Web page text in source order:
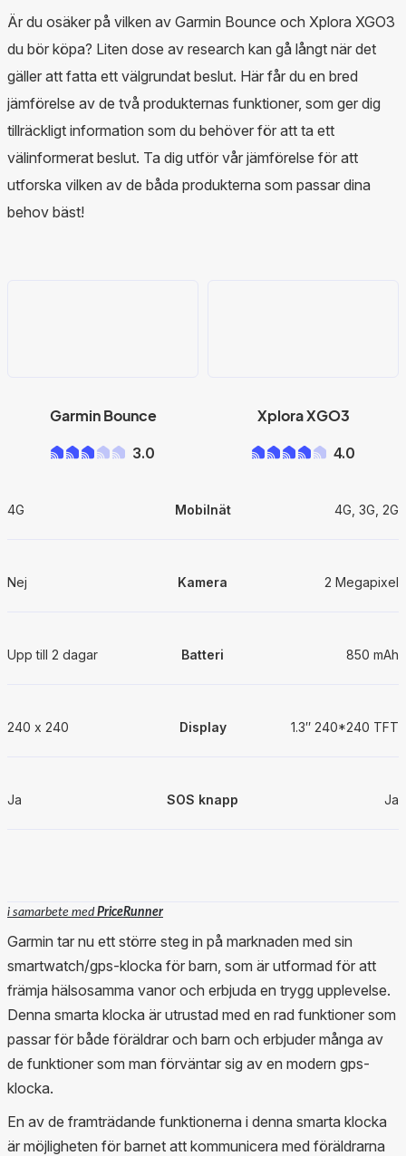
Är du osäker på vilken av Garmin Bounce och Xplora XGO3
du bör köpa? Liten dose av research kan gå långt när det
gäller att fatta ett välgrundat beslut. Här får du en bred
jämförelse av de två produkternas funktioner, som ger dig
tillräckligt information som du behöver för att ta ett
välinformerat beslut. Ta dig utför vår jämförelse för att
utforska vilken av de båda produkterna som passar dina
behov bäst!
Garmin Bounce
3.0
Xplora XGO3
4.0
4G Mobilnät 4G, 3G, 2G
Nej Kamera 2 Megapixel
Upp till 2 dagar Batteri 850 mAh
240 x 240 Display 1.3″ 240*240 TFT
Ja SOS knapp Ja
i samarbete medPriceRunner
Garmin tar nu ett större steg in på marknaden med sin
smartwatch/gps-klocka för barn, som är utformad för att
främja hälsosamma vanor och erbjuda en trygg upplevelse.
Denna smarta klocka är utrustad med en rad funktioner som
passar för både föräldrar och barn och erbjuder många av
de funktioner som man förväntar sig av en modern gps-
klocka.
En av de framträdande funktionerna i denna smarta klocka
är möjligheten för barnet att kommunicera med föräldrarna